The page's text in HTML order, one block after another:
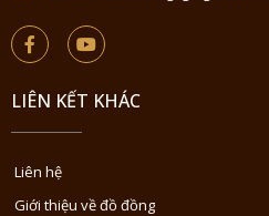
LIÊN KẾT KHÁC
Liên hệ
Giới thiệu về đồ đồng